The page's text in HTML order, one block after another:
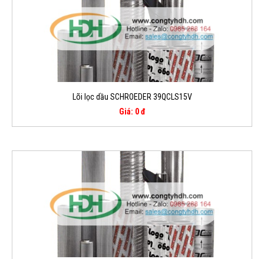
Lõi lọc dầu SCHROEDER 39QCLS15V
Giá: 0 đ